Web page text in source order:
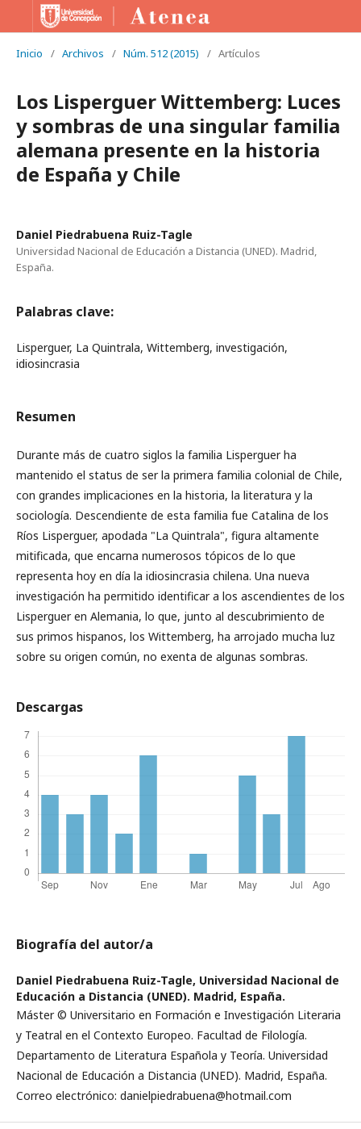
Inicio / Archivos / Núm. 512 (2015) / Artículos
Los Lisperguer Wittemberg: Luces
y sombras de una singular familia
alemana presente en la historia
de España y Chile
Daniel Piedrabuena Ruiz-Tagle
Universidad Nacional de Educación a Distancia (UNED). Madrid,
España.
Palabras clave:
Lisperguer, La Quintrala, Wittemberg, investigación,
idiosincrasia
Resumen
Durante más de cuatro siglos la familia Lisperguer ha
mantenido el status de ser la primera familia colonial de Chile,
con grandes implicaciones en la historia, la literatura y la
sociología. Descendiente de esta familia fue Catalina de los
Ríos Lisperguer, apodada "La Quintrala", figura altamente
mitificada, que encarna numerosos tópicos de lo que
representa hoy en día la idiosincrasia chilena. Una nueva
investigación ha permitido identificar a los ascendientes de los
Lisperguer en Alemania, lo que, junto al descubrimiento de
sus primos hispanos, los Wittemberg, ha arrojado mucha luz
sobre su origen común, no exenta de algunas sombras.
Descargas
Biografía del autor/a
Daniel Piedrabuena Ruiz-Tagle, Universidad Nacional de
Educación a Distancia (UNED). Madrid, España.
Máster © Universitario en Formación e Investigación Literaria
y Teatral en el Contexto Europeo. Facultad de Filología.
Departamento de Literatura Española y Teoría. Universidad
Nacional de Educación a Distancia (UNED). Madrid, España.
Correo electrónico: danielpiedrabuena@hotmail.com